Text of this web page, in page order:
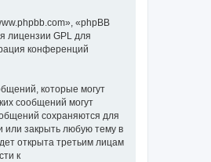
«phpBB
лицензии GPL для
конференций
которые могут
сообщений могут
сохраняются для
или закрыть любую тему в
открыта третьим лицам
к